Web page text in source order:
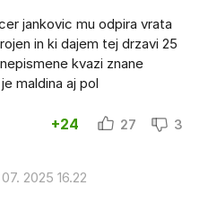
jankovic mu odpira vrata
in ki dajem tej drzavi 25
kvazi znane
maldina aj pol
+24 27 3
07. 2025 16.22